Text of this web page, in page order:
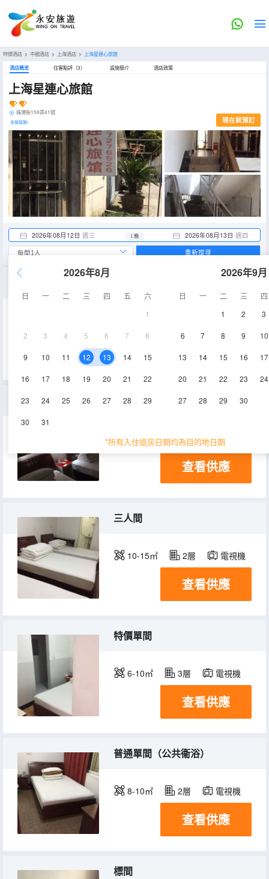
特價酒店 > 中國酒店 > 上海酒店 > 上海星連心旅館
酒店概览 住客點評（3） 設施簡介 酒店政策
上海星連心旅館
珠港街159弄41號
全部設施> 現在就預訂
2026年08月12日 週三 2026年08月13日 週四
1 晚
2026年8月
日 一 二 三 四 五
六
1
2 3 4 5 6 7 8
9 10 11 12 13 14 15
16 17 18 19 20 21 22
23 24 25 26 27 28 29
30 31
2026年9月
日 一 二 三
四
1
2 3
6 7 8 9 10
13 14 15 16 17
20 21 22 23 24
27 28 29 30
*所有入住退房日期均為目的地日期
重新搜尋
10-15㎡ 電視機
普通雙人間（公共衞浴）
10-12㎡ 2層 電視機
查看供應
三人間
10-15㎡ 2層 電視機
查看供應
特價單間
6-10㎡ 3層 電視機
查看供應
普通單間（公共衞浴）
8-10㎡ 2層 電視機
查看供應
標間